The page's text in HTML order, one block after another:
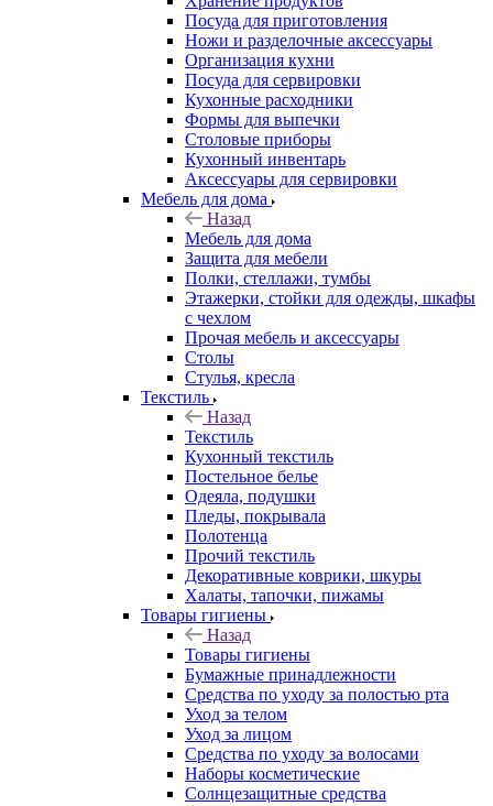
Посуда для приготовления
Ножи и разделочные аксессуары
Организация кухни
Посуда для сервировки
Кухонные расходники
Формы для выпечки
Столовые приборы
Кухонный инвентарь
Аксессуары для сервировки
Мебель для дома
Назад
Мебель для дома
Защита для мебели
Полки, стеллажи, тумбы
Этажерки, стойки для одежды, шкафы
с чехлом
Прочая мебель и аксессуары
Столы
Стулья, кресла
Текстиль
Назад
Текстиль
Кухонный текстиль
Постельное белье
Одеяла, подушки
Пледы, покрывала
Полотенца
Прочий текстиль
Декоративные коврики, шкуры
Халаты, тапочки, пижамы
Товары гигиены
Назад
Товары гигиены
Бумажные принадлежности
Средства по уходу за полостью рта
Уход за телом
Уход за лицом
Средства по уходу за волосами
Наборы косметические
Солнцезащитные средства